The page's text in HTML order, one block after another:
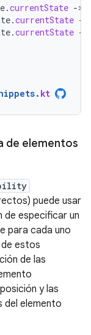
.currentState ->
.currentState -
.currentState -
. kt
de elementos
puede usar
de especificar un
para cada uno
estos
de las
y las
del elemento